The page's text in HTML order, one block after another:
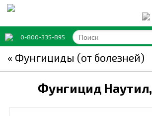
0-800-335-895
« Фунгициды (от болезней)
Фунгицид Наутил,